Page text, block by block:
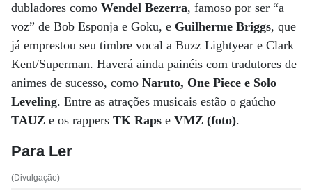
dubladores como Wendel Bezerra, famoso por ser “a
voz” de Bob Esponja e Goku, e Guilherme Briggs, que
já emprestou seu timbre vocal a Buzz Lightyear e Clark
Kent/Superman. Haverá ainda painéis com tradutores de
animes de sucesso, como Naruto, One Piece e Solo
Leveling. Entre as atrações musicais estão o gaúcho
TAUZ e os rappers TK Raps e VMZ (foto).
Para Ler
(Divulgação)